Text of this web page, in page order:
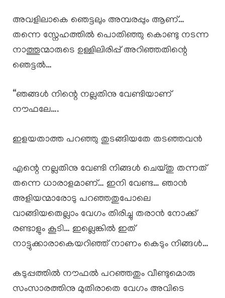
അവളിലാകെ ഞെട്ടലും അമ്പരപ്പും ആണ്…
തന്നെ സ്നേഹത്തിൽ പൊതിഞ്ഞു കൊണ്ടു നടന്ന
നാത്തൂന്മാരുടെ ഉള്ളിലിരിപ്പ് അറിഞ്ഞതിന്റെ
ഞെട്ടൽ…
“ഞങ്ങൾ നിന്റെ നല്ലതിനു വേണ്ടിയാണ്
നൗഫലേ….
ഇളയതാത്ത പറഞ്ഞു തുടങ്ങിയതേ തടഞ്ഞവൻ
എന്റെ നല്ലതിനു വേണ്ടി നിങ്ങൾ ചെയ്തു തന്നത്
തന്നെ ധാരാളമാണ്… ഇനി വേണ്ട… ഞാൻ
അളിയന്മാരോടു പറഞ്ഞതുപോലെ
വാങ്ങിയതെല്ലാം വേഗം തിരിച്ചു തരാൻ നോക്ക്
രണ്ടാളും കൂടി… ഇല്ലെങ്കിൽ ഇത്
നാട്ടുക്കാരാകെയറിഞ്ഞ് നാണം കെടും നിങ്ങൾ…
കടുപ്പത്തിൽ നൗഫൽ പറഞ്ഞതും വീണ്ടുമൊരു
സംസാരത്തിനു മുതിരാതെ വേഗം അവിടെ